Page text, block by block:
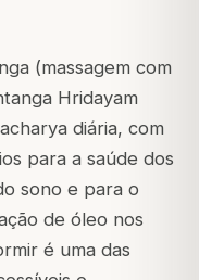
(massagem com
Hridayam
diária, com
para a saúde dos
sono e para o
de óleo nos
é uma das